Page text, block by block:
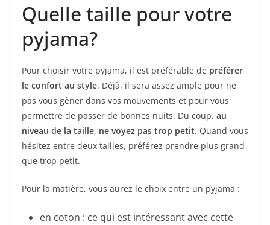
Quelle taille pour votre
pyjama?
Pour choisir votre pyjama, il est préférable de préférer
le confort au style. Déjà, il sera assez ample pour ne
pas vous gêner dans vos mouvements et pour vous
permettre de passer de bonnes nuits. Du coup, au
niveau de la taille, ne voyez pas trop petit. Quand vous
hésitez entre deux tailles, préférez prendre plus grand
que trop petit.
Pour la matière, vous aurez le choix entre un pyjama :
en coton : ce qui est intéressant avec cette